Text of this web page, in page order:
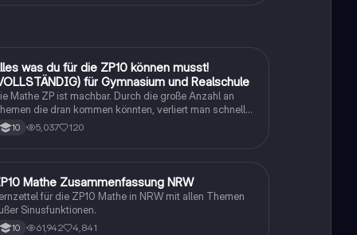
Mathewas du für die ZP10 können musst!
für Gymnasium und Realschule
Mathe ZP ist machbar. Durch die große Anzahl an
die dran kommen könnten, verliert man schnell
Überblick. Also habe ich von den kleinsten Themen
hin zu den größten alles zusammengefasst <3.
10 5,037 120
MatheMathe Zusammenfassung NRW
für die ZP10 Mathe in NRW mit allen Themen
Sinusfunktionen.
10 61,942 4,841